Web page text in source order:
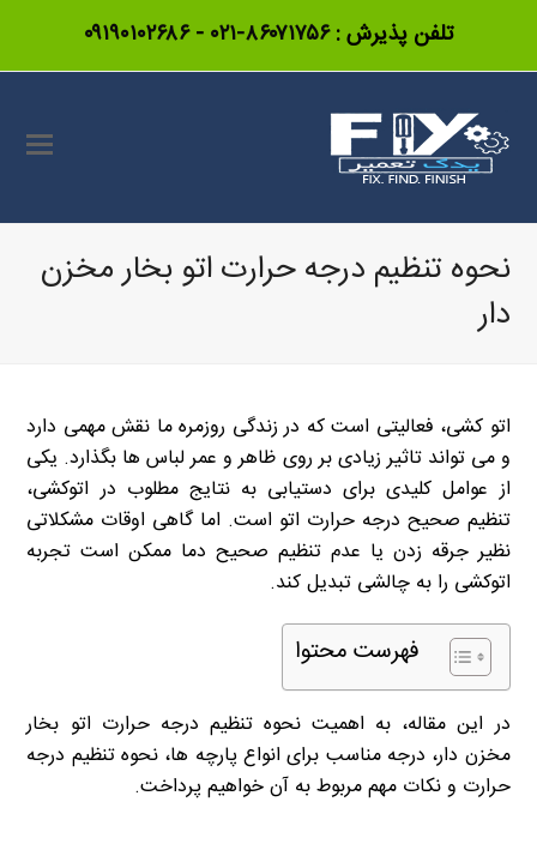
تلفن پذیرش :۸۶۰۷۱۷۵۶-۰۲۱ -۰۹۱۹۰۱۰۲۶۸۶
نحوه تنظیم درجه حرارت اتو بخار مخزن
دار
اتو کشی، فعالیتی است که در زندگی روزمره ما نقش مهمی دارد
و می تواند تاثیر زیادی بر روی ظاهر و عمر لباس ها بگذارد. یکی
از عوامل کلیدی برای دستیابی به نتایج مطلوب در اتوکشی،
تنظیم صحیح درجه حرارت اتو است. اما گاهی اوقات مشکلاتی
نظیر جرقه زدن یا عدم تنظیم صحیح دما ممکن است تجربه
اتوکشی را به چالشی تبدیل کند.
فهرست محتوا
در این مقاله، به اهمیت نحوه تنظیم درجه حرارت اتو بخار
مخزن دار، درجه مناسب برای انواع پارچه ها، نحوه تنظیم درجه
حرارت و نکات مهم مربوط به آن خواهیم پرداخت.